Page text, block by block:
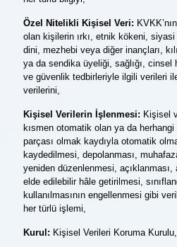
Özel Nitelikli Kişisel Veri:
olan kişilerin ırkı, etnik kökeni,
dini, mezhebi veya diğer inançları,
ya da sendika üyeliği, sağlığı, cinsel
ve güvenlik tedbirleriyle ilgili verileri
verilerini,
Kişisel Verilerin İşlenmesi: Kişisel
kısmen otomatik olan ya da
parçası olmak kaydıyla otomatik
kaydedilmesi, depolanması,
yeniden düzenlenmesi, açıklanması,
elde edilebilir hâle getirilmesi,
kullanılmasının engellenmesi gibi
her türlü işlemi,
Kurul: Kişisel Verileri Koruma Kurulu,